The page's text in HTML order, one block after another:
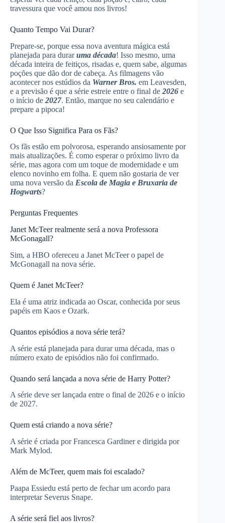
travessura que você amou nos livros!
Quanto Tempo Vai Durar?
Prepare-se, porque essa nova aventura mágica está
planejada para duraruma década! Isso mesmo, uma
década inteira de feitiços, risadas e, quem sabe, algumas
poções que dão dor de cabeça. As filmagens vão
acontecer nos estúdios da Warner Bros. em Leavesden,
e a previsão é que a série estreie entre o final de 2026 e
o início de 2027. Então, marque no seu calendário e
prepare a pipoca!
O Que Isso Significa Para os Fãs?
Os fãs estão em polvorosa, esperando ansiosamente por
mais atualizações. É como esperar o próximo livro da
série, mas agora com um toque de modernidade e um
elenco novinho em folha. E quem não gostaria de ver
uma nova versão da Escola de Magia e Bruxaria de
Hogwarts?
Perguntas Frequentes
Janet McTeer realmente será a nova Professora
McGonagall?
Sim, a HBO ofereceu a Janet McTeer o papel de
McGonagall na nova série.
Quem é Janet McTeer?
Ela é uma atriz indicada ao Oscar, conhecida por seus
papéis em Kaos e Ozark.
Quantos episódios a nova série terá?
A série está planejada para durar uma década, mas o
número exato de episódios não foi confirmado.
Quando será lançada a nova série de Harry Potter?
A série deve ser lançada entre o final de 2026 e o início
de 2027.
Quem está criando a nova série?
A série é criada por Francesca Gardiner e dirigida por
Mark Mylod.
Além de McTeer, quem mais foi escalado?
Paapa Essiedu está perto de fechar um acordo para
interpretar Severus Snape.
A série será fiel aos livros?